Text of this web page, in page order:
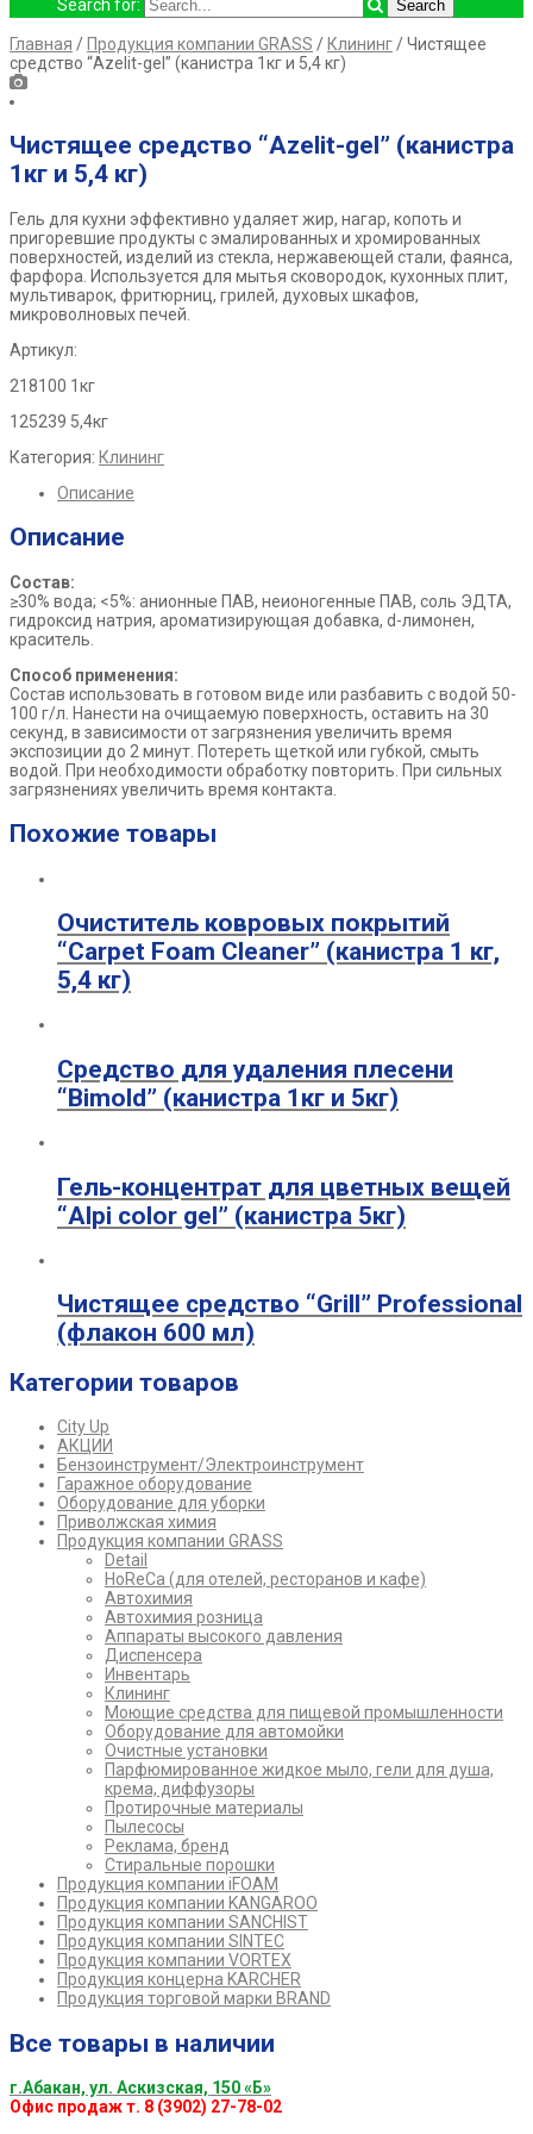
Search for:
Главная / Продукция компании GRASS / Клининг/ Чистящее
средство “Azelit-gel” (канистра 1кг и 5,4 кг)
Чистящее средство “Azelit-gel” (канистра
1кг и 5,4 кг)
Гель для кухни эффективно удаляет жир, нагар, копоть и
пригоревшие продукты с эмалированных и хромированных
поверхностей, изделий из стекла, нержавеющей стали, фаянса,
фарфора. Используется для мытья сковородок, кухонных плит,
мультиварок, фритюрниц, грилей, духовых шкафов,
микроволновых печей.
Артикул:
218100 1кг
125239 5,4кг
Категория: Клининг
Описание
Описание
Состав:
≥30% вода; <5%: анионные ПАВ, неионогенные ПАВ, соль ЭДТА,
гидроксид натрия, ароматизирующая добавка, d-лимонен,
краситель.
Способ применения:
Состав использовать в готовом виде или разбавить с водой 50-
100 г/л. Нанести на очищаемую поверхность, оставить на 30
секунд, в зависимости от загрязнения увеличить время
экспозиции до 2 минут. Потереть щеткой или губкой, смыть
водой. При необходимости обработку повторить. При сильных
загрязнениях увеличить время контакта.
Похожие товары
Очиститель ковровых покрытий
“Carpet Foam Cleaner” (канистра 1 кг,
5,4 кг)
Средство для удаления плесени
“Bimold” (канистра 1кг и 5кг)
Гель-концентрат для цветных вещей
“Alpi color gel” (канистра 5кг)
Чистящее средство “Grill” Professional
(флакон 600 мл)
Категории товаров
City Up
АКЦИИ
Бензоинструмент/Электроинструмент
Гаражное оборудование
Оборудование для уборки
Приволжская химия
Продукция компании GRASS
Detail
HoReCa (для отелей, ресторанов и кафе)
Автохимия
Автохимия розница
Аппараты высокого давления
Диспенсера
Инвентарь
Клининг
Моющие средства для пищевой промышленности
Оборудование для автомойки
Очистные установки
Парфюмированное жидкое мыло, гели для душа,
крема, диффузоры
Протирочные материалы
Пылесосы
Реклама, бренд
Стиральные порошки
Продукция компании iFOAM
Продукция компании KANGAROO
Продукция компании SANCHIST
Продукция компании SINTEC
Продукция компании VORTEX
Продукция концерна KARCHER
Продукция торговой марки BRAND
Все товары в наличии
г.Абакан, ул. Аскизская, 150 «Б»
Офис продаж т. 8 (3902) 27-78-02